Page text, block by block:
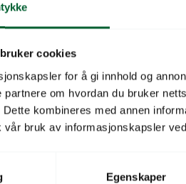
cookies
for å gi innhold og
partnere om hvordan du bruker
kombineres med annen
vår bruk av informasjonskapsler
Egenskaper